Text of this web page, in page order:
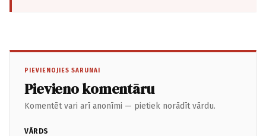
PIEVIENOJIES SARUNAI
Pievieno komentāru
Komentēt vari arī anonīmi — pietiek norādīt vārdu.
VĀRDS